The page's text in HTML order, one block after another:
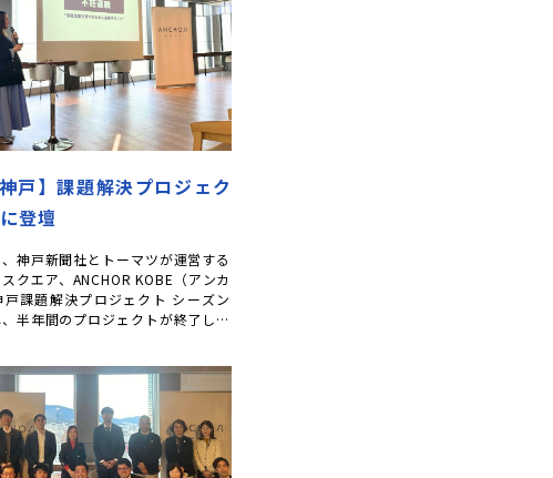
戸】課題解決プロジェク
登壇
神戸新聞社とトーマツが運営する
クエア、ANCHOR KOBE（アンカ
戸課題解決プロジェクト シーズン
半年間のプロジェクトが終了した